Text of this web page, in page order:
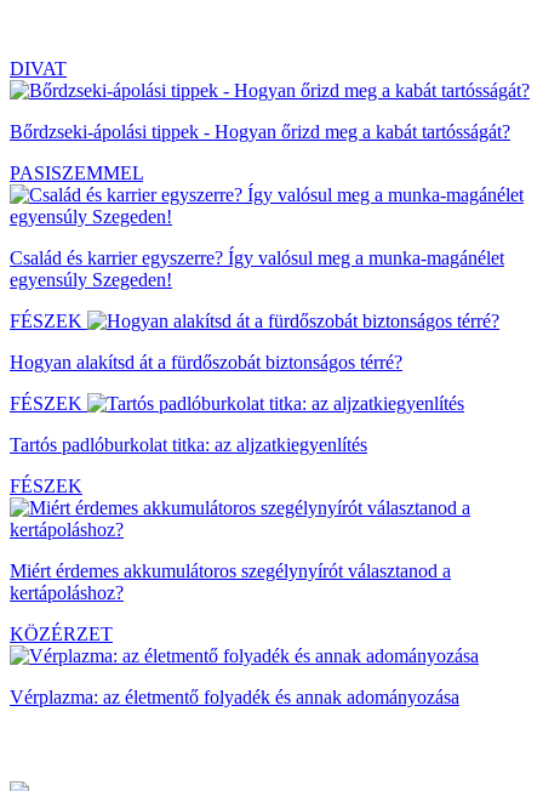
DIVAT
Bőrdzseki-ápolási tippek - Hogyan őrizd meg a kabát tartósságát?
PASISZEMMEL
Család és karrier egyszerre? Így valósul meg a munka-magánélet
egyensúly Szegeden!
FÉSZEK
Hogyan alakítsd át a fürdőszobát biztonságos térré?
FÉSZEK
Tartós padlóburkolat titka: az aljzatkiegyenlítés
FÉSZEK
Miért érdemes akkumulátoros szegélynyírót választanod a
kertápoláshoz?
KÖZÉRZET
Vérplazma: az életmentő folyadék és annak adományozása